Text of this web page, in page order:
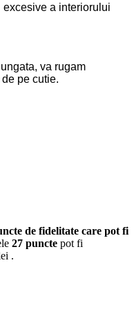
a interiorului
va rugam
pe cutie.
de fidelitate care pot fi
27 puncte pot fi
.